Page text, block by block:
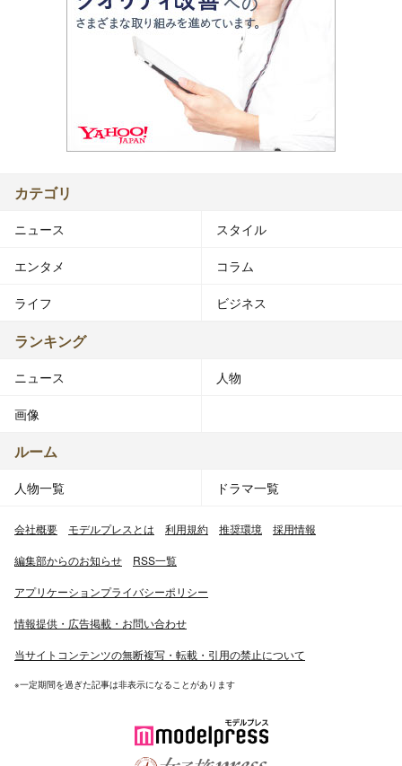
カテゴリ
ニュース スタイル
エンタメ コラム
ライフ ビジネス
ランキング
ニュース 人物
画像
ルーム
人物一覧 ドラマ一覧
会社概要 モデルプレスとは 利用規約 推奨環境 採用情報
編集部からのお知らせ RSS一覧
アプリケーションプライバシーポリシー
情報提供・広告掲載・お問い合わせ
当サイトコンテンツの無断複写・転載・引用の禁止について
※一定期間を過ぎた記事は非表示になることがあります